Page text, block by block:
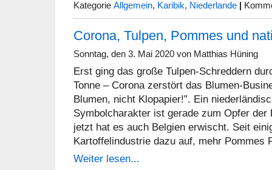
Kategorie Allgemein, Karibik, Niederlande
Corona, Tulpen, Pommes und
Sonntag, den 3. Mai 2020 von Matthias Hüning
Erst ging das große Tulpen-Schreddern
Tonne – Corona zerstört das Blumen-
Blumen, nicht Klopapier!”. Ein
Symbolcharakter ist gerade zum Opfer der
jetzt hat es auch Belgien erwischt. Seit
Kartoffelindustrie dazu auf, mehr
Weiter lesen...